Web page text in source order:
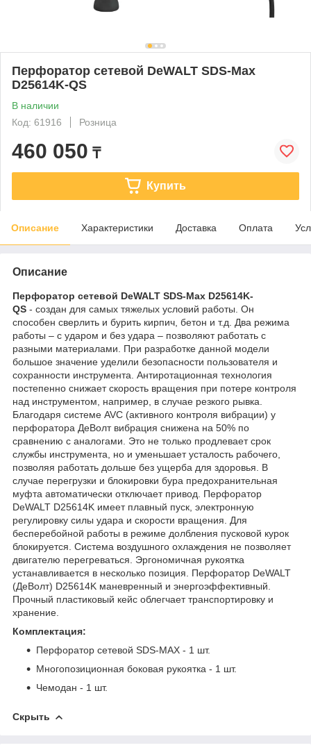
Перфоратор сетевой DeWALT SDS-Max
D25614K-QS
В наличии
Код: 61916
Розница
460 050 ₸
Купить
Описание Характеристики Доставка Оплата
Описание
Перфоратор сетевой DeWALT SDS-Max D25614K-
QS - создан для самых тяжелых условий работы. Он
способен сверлить и бурить кирпич, бетон и т.д. Два режима
работы – с ударом и без удара – позволяют работать с
разными материалами. При разработке данной модели
большое значение уделили безопасности пользователя и
сохранности инструмента. Антиротационная технология
постепенно снижает скорость вращения при потере контроля
над инструментом, например, в случае резкого рывка.
Благодаря системе AVC (активного контроля вибрации) у
перфоратора ДеВолт вибрация снижена на 50% по
сравнению с аналогами. Это не только продлевает срок
службы инструмента, но и уменьшает усталость рабочего,
позволяя работать дольше без ущерба для здоровья. В
случае перегрузки и блокировки бура предохранительная
муфта автоматически отключает привод. Перфоратор
DeWALT D25614K имеет плавный пуск, электронную
регулировку силы удара и скорости вращения. Для
бесперебойной работы в режиме долбления пусковой курок
блокируется. Система воздушного охлаждения не позволяет
двигателю перегреваться. Эргономичная рукоятка
устанавливается в несколько позиция. Перфоратор DeWALT
(ДеВолт) D25614K маневренный и энергоэффективный.
Прочный пластиковый кейс облегчает транспортировку и
хранение.
Комплектация:
Перфоратор сетевой SDS-MAX - 1 шт.
Многопозиционная боковая рукоятка - 1 шт.
Чемодан - 1 шт.
Скрыть